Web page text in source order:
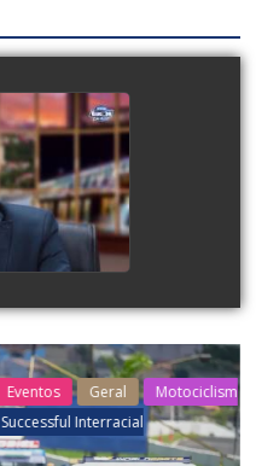
FALAM
DE
EM FOZ
Eventos Geral
Motociclism
Successful Interracial